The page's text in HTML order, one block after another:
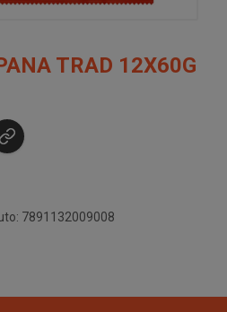
TRAD 12X60G
7891132009008